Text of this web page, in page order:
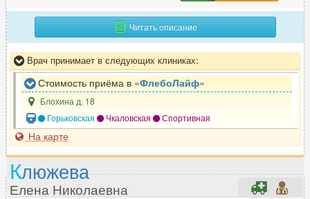
Читать описание
Врач принимает в следующих клиниках:
Стоимость приёма в «ФлебоЛайф»
Блохина д. 18
Горьковская
Чкаловская Спортивная
На карте
Клюжева
Елена Николаевна